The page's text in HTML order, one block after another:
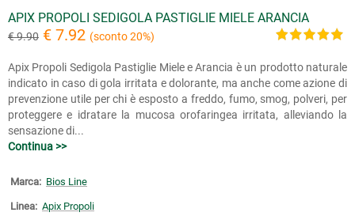
APIX PROPOLI SEDIGOLA PASTIGLIE MIELE ARANCIA
€ 9.90 € 7.92 (sconto 20%)
Apix Propoli Sedigola Pastiglie Miele e Arancia è un prodotto naturale
indicato in caso di gola irritata e dolorante, ma anche come azione di
prevenzione utile per chi è esposto a freddo, fumo, smog, polveri, per
proteggere e idratare la mucosa orofaringea irritata, alleviando la
sensazione di...
Continua >>
Marca: Bios Line
Linea: Apix Propoli